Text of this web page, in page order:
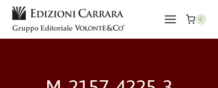
Salta
contenuto
0